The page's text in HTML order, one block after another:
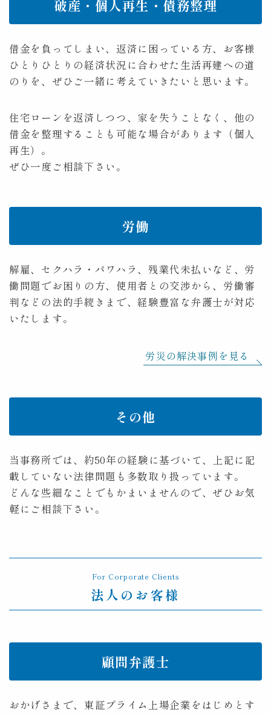
破産・個人再生・債務整理
借金を負ってしまい、返済に困っている方、お客様
ひとりひとりの経済状況に合わせた生活再建への道
のりを、ぜひご一緒に考えていきたいと思います。
住宅ローンを返済しつつ、家を失うことなく、他の
借金を整理することも可能な場合があります（個人
再生）。
ぜひ一度ご相談下さい。
労働
解雇、セクハラ・パワハラ、残業代未払いなど、労
働問題でお困りの方、使用者との交渉から、労働審
判などの法的手続きまで、経験豊富な弁護士が対応
いたします。
労災の解決事例を見る
その他
当事務所では、約50年の経験に基づいて、上記に記
載していない法律問題も多数取り扱っています。
どんな些細なことでもかまいませんので、ぜひお気
軽にご相談下さい。
For Corporate Clients
法人のお客様
顧問弁護士
おかげさまで、東証プライム上場企業をはじめとす